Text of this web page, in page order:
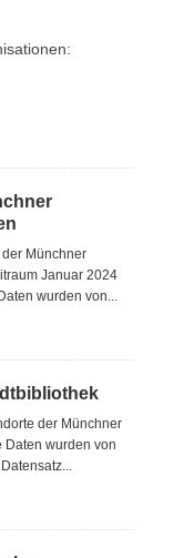
Münchner
Januar 2024
wurden von...
der Münchner
Daten wurden von